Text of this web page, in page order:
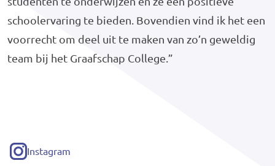
schoolervaring te bieden. Bovendien vind ik het een
voorrecht om deel uit te maken van zo’n geweldig
team bij het Graafschap College.”
Instagram
(externe